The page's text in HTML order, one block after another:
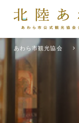
あわら市観光協会